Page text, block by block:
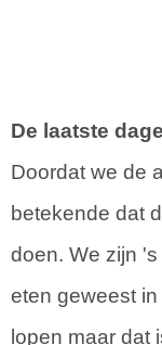
De laatste
Doordat we de
betekende dat
doen. We zijn
eten geweest
lopen maar dat